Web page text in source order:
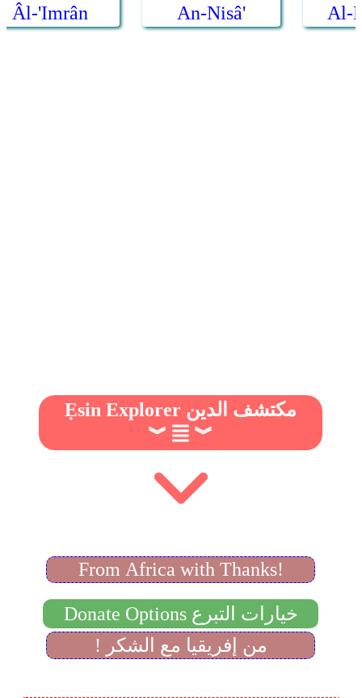
Ẹsin Explorer مكتشف الدين
︾
︾
From Africa with Thanks!
Donate Options خيارات التبرع
! من إفريقيا مع الشكر